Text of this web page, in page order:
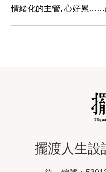
情緒化的主管, 心好累……
擺渡人生設